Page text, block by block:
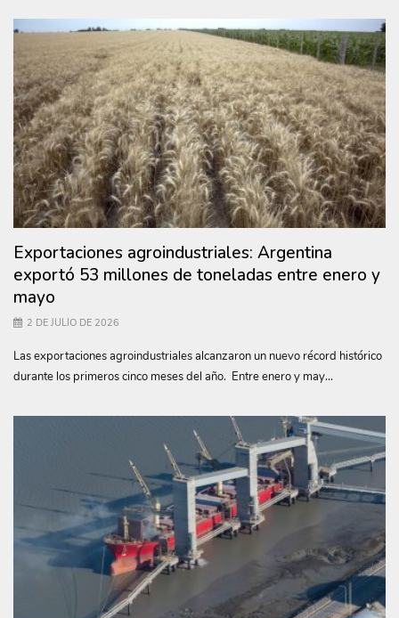
Exportaciones agroindustriales: Argentina
exportó 53 millones de toneladas entre enero y
mayo
2 DE JULIO DE 2026
Las exportaciones agroindustriales alcanzaron un nuevo récord histórico
durante los primeros cinco meses del año. Entre enero y may...